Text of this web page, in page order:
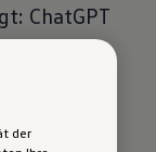
ChatGPT
der